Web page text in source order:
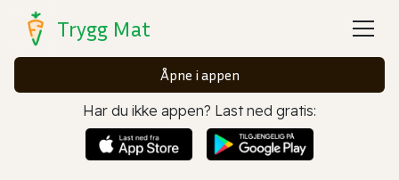
Trygg Mat
Åpne i appen
Har du ikke appen? Last ned gratis: